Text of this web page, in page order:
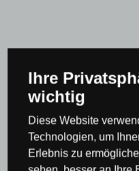
Wandleuchten &
Wandleuchten
Wandleuchten &
Ihre
wichtig
Diese Website
Technologien, um
Erlebnis zu